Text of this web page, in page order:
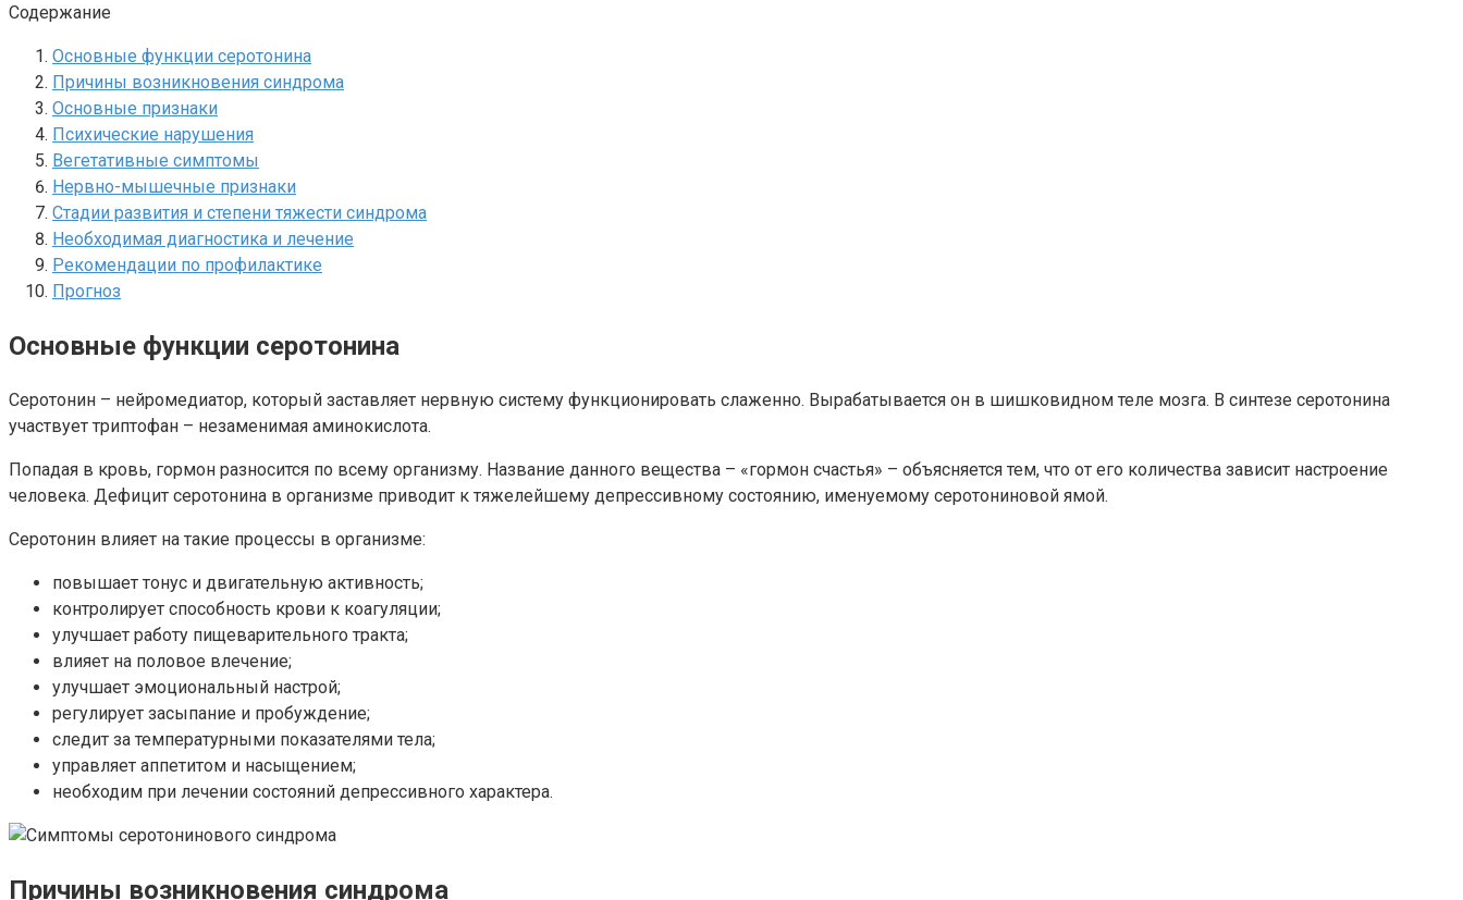
Содержание
Основные функции серотонина
Причины возникновения синдрома
Основные признаки
Психические нарушения
Вегетативные симптомы
Нервно-мышечные признаки
Стадии развития и степени тяжести синдрома
Необходимая диагностика и лечение
Рекомендации по профилактике
Прогноз
Основные функции серотонина
Серотонин – нейромедиатор, который заставляет нервную систему функционировать слаженно. Вырабатывается он в шишковидном теле мозга. В синтезе серотонина
участвует триптофан – незаменимая аминокислота.
Попадая в кровь, гормон разносится по всему организму. Название данного вещества – «гормон счастья» – объясняется тем, что от его количества зависит настроение
человека. Дефицит серотонина в организме приводит к тяжелейшему депрессивному состоянию, именуемому серотониновой ямой.
Серотонин влияет на такие процессы в организме:
повышает тонус и двигательную активность;
контролирует способность крови к коагуляции;
улучшает работу пищеварительного тракта;
влияет на половое влечение;
улучшает эмоциональный настрой;
регулирует засыпание и пробуждение;
следит за температурными показателями тела;
управляет аппетитом и насыщением;
необходим при лечении состояний депрессивного характера.
Причины возникновения синдрома